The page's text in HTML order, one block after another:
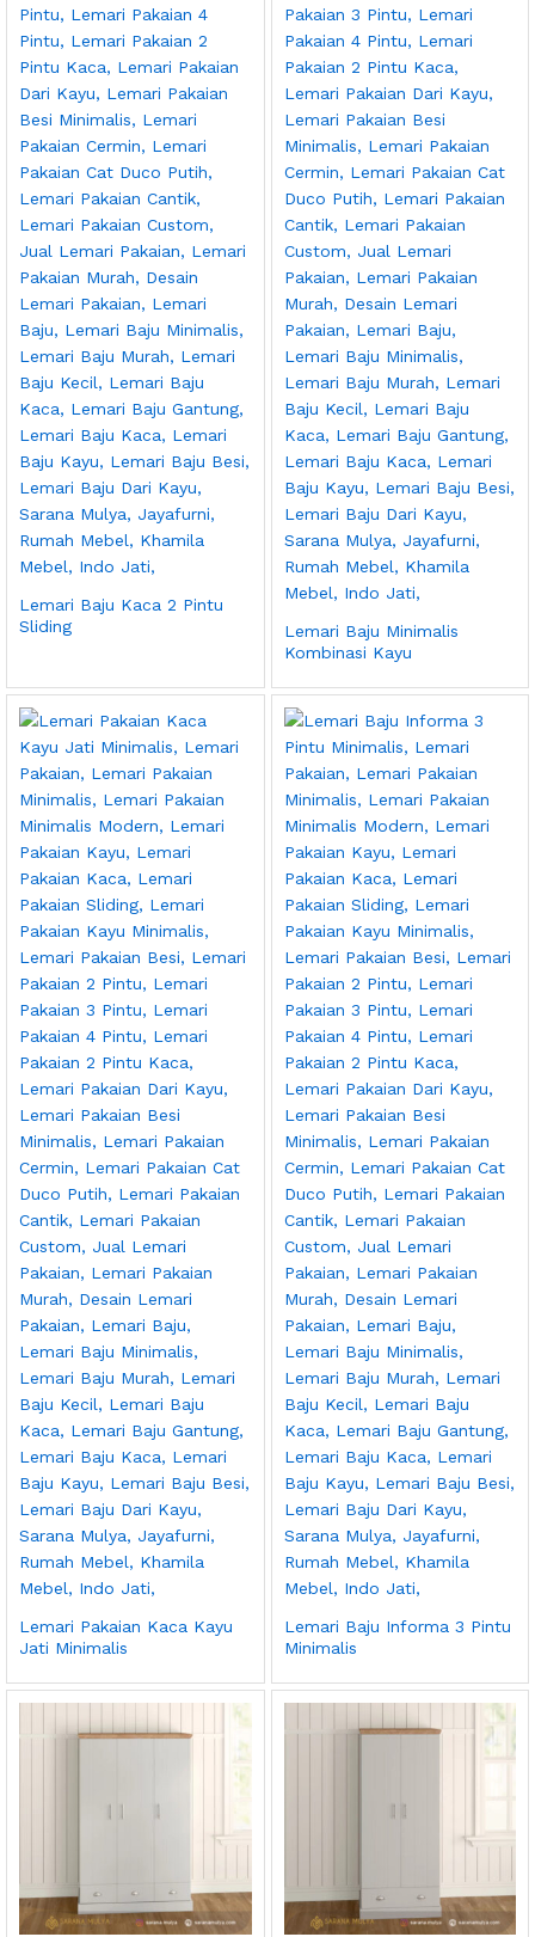
Lemari Baju Kaca 2 Pintu
Sliding
Lemari Baju Minimalis
Kombinasi Kayu
Lemari Pakaian Kaca Kayu
Jati Minimalis
Lemari Baju Informa 3 Pintu
Minimalis